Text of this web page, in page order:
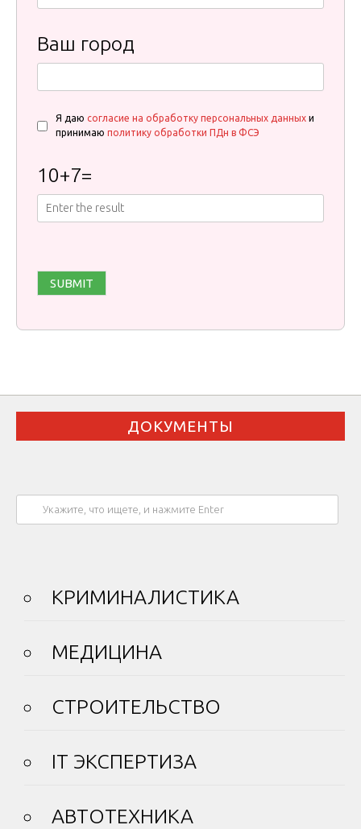
Ваш город
Я даю согласие на обработку персональных данных и
принимаю политику обработки ПДн в ФСЭ
10+7=
ДОКУМЕНТЫ
КРИМИНАЛИСТИКА
МЕДИЦИНА
СТРОИТЕЛЬСТВО
IT ЭКСПЕРТИЗА
АВТОТЕХНИКА